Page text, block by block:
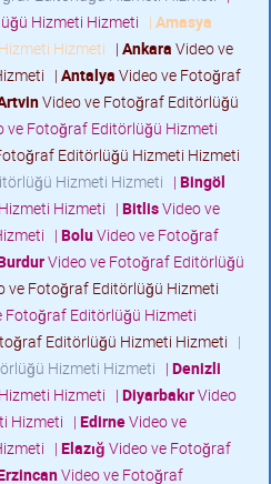
Hizmeti Hizmeti | Amasya
Hizmeti | Ankara Video ve
| Antalya Video ve Fotoğraf
Video ve Fotoğraf Editörlüğü
ve Fotoğraf Editörlüğü Hizmeti
Editörlüğü Hizmeti Hizmeti
Hizmeti Hizmeti | Bingöl
Hizmeti | BitlisVideo ve
| BoluVideo ve Fotoğraf
Video ve Fotoğraf Editörlüğü
ve Fotoğraf Editörlüğü Hizmeti
Fotoğraf Editörlüğü Hizmeti
Editörlüğü Hizmeti Hizmeti |
Hizmeti Hizmeti | Denizli
Hizmeti | DiyarbakırVideo
Hizmeti | EdirneVideo ve
| Elazığ Video ve Fotoğraf
Video ve Fotoğraf